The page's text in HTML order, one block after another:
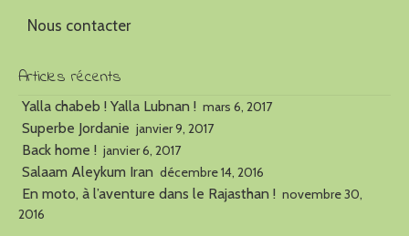
Nous contacter
Articles récents
Yalla chabeb ! Yalla Lubnan ! mars 6, 2017
Superbe Jordanie janvier 9, 2017
Back home ! janvier 6, 2017
Salaam Aleykum Iran décembre 14, 2016
En moto, à l’aventure dans le Rajasthan ! novembre 30,
2016